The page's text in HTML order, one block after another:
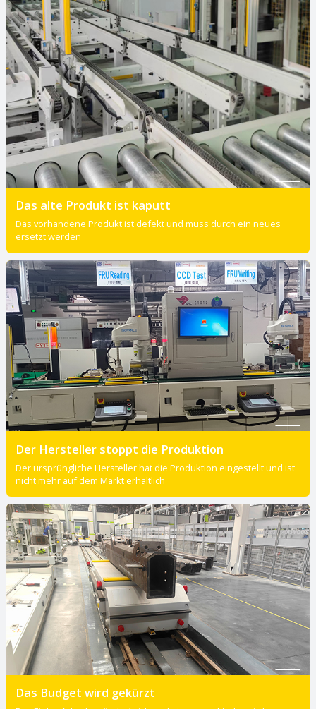
Das alte Produkt ist kaputt
Das vorhandene Produkt ist defekt und muss durch ein neues
ersetzt werden
Der Hersteller stoppt die Produktion
Der ursprüngliche Hersteller hat die Produktion eingestellt und ist
nicht mehr auf dem Markt erhältlich
Das Budget wird gekürzt